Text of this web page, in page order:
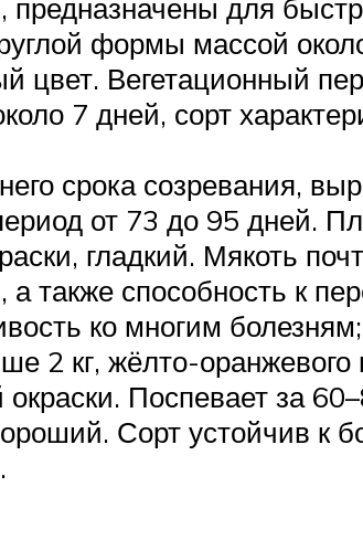
для
формы массой
цвет. Вегетационный
7 дней, сорт
срока созревания,
от 73 до 95 дней.
гладкий. Мякоть
также способность к
ко многим болезням;
2 кг, жёлто-
Поспевает за
Сорт устойчив к